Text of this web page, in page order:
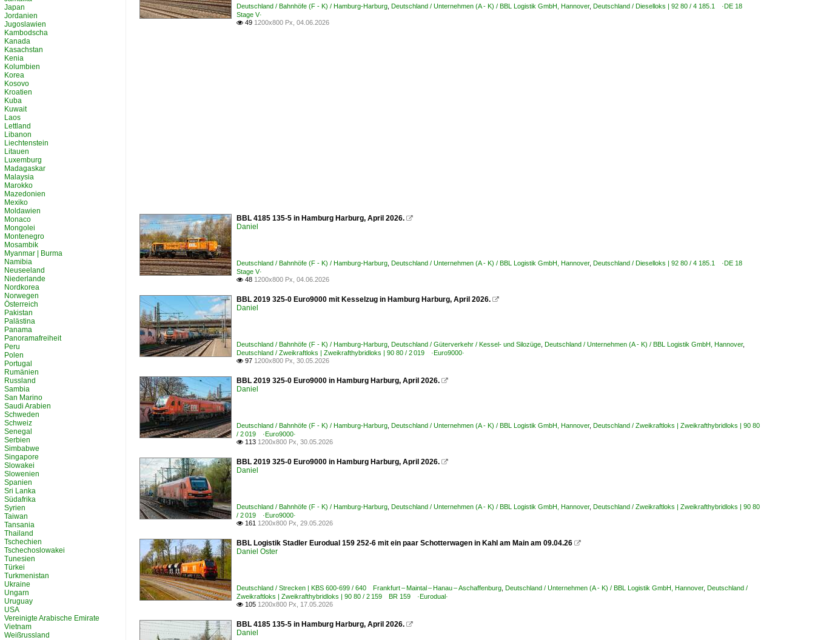
Deutschland / Bahnhöfe (F - K) / Hamburg-Harburg Deutschland / Unternehmen (A - K) / BBL Logistik GmbH, Hannover, Deutschland / Dieselloks | 92 80 / 4 185.1 ·DE 18
Stage V·
 49 1200x800 Px, 04.06.2026
BBL 4185 135-5 in Hamburg Harburg, April 2026. 
Daniel
Deutschland / Bahnhöfe (F - K) / Hamburg-Harburg Deutschland / Unternehmen (A - K) / BBL Logistik GmbH, Hannover, Deutschland / Dieselloks | 92 80 / 4 185.1 ·DE 18
Stage V·
 48 1200x800 Px, 04.06.2026
BBL 2019 325-0 Euro9000 mit Kesselzug in Hamburg Harburg, April 2026. 
Daniel
Deutschland / Bahnhöfe (F - K) / Hamburg-Harburg Deutschland / Güterverkehr / Kessel- und Silozüge Deutschland / Unternehmen (A - K) / BBL Logistik GmbH, Hannover,
Deutschland / Zweikraftloks | Zweikrafthybridloks | 90 80 / 2 019 ·Euro9000·
 97 1200x800 Px, 30.05.2026
BBL 2019 325-0 Euro9000 in Hamburg Harburg, April 2026. 
Daniel
Deutschland / Bahnhöfe (F - K) / Hamburg-Harburg Deutschland / Unternehmen (A - K) / BBL Logistik GmbH, Hannover, Deutschland / Zweikraftloks | Zweikrafthybridloks | 90 80
/ 2 019 ·Euro9000·
 113 1200x800 Px, 30.05.2026
BBL 2019 325-0 Euro9000 in Hamburg Harburg, April 2026. 
Daniel
Deutschland / Bahnhöfe (F - K) / Hamburg-Harburg Deutschland / Unternehmen (A - K) / BBL Logistik GmbH, Hannover, Deutschland / Zweikraftloks | Zweikrafthybridloks | 90 80
/ 2 019 ·Euro9000·
 161 1200x800 Px, 29.05.2026
BBL Logistik Stadler Eurodual 159 252-6 mit ein paar Schotterwagen in Kahl am Main am 09.04.26 
Daniel Oster
Deutschland / Strecken | KBS 600-699 / 640 Frankfurt – Maintal – Hanau – Aschaffenburg Deutschland / Unternehmen (A - K) / BBL Logistik GmbH, Hannover, Deutschland /
Zweikraftloks | Zweikrafthybridloks | 90 80 / 2 159 BR 159 ·Eurodual·
 105 1200x800 Px, 17.05.2026
BBL 4185 135-5 in Hamburg Harburg, April 2026. 
Daniel
Japan
Jordanien
Jugoslawien
Kambodscha
Kanada
Kasachstan
Kenia
Kolumbien
Korea
Kosovo
Kroatien
Kuba
Kuwait
Laos
Lettland
Libanon
Liechtenstein
Litauen
Luxemburg
Madagaskar
Malaysia
Marokko
Mazedonien
Mexiko
Moldawien
Monaco
Mongolei
Montenegro
Mosambik
Myanmar | Burma
Namibia
Neuseeland
Niederlande
Nordkorea
Norwegen
Österreich
Pakistan
Palästina
Panama
Panoramafreiheit
Peru
Polen
Portugal
Rumänien
Russland
Sambia
San Marino
Saudi Arabien
Schweden
Schweiz
Senegal
Serbien
Simbabwe
Singapore
Slowakei
Slowenien
Spanien
Sri Lanka
Südafrika
Syrien
Taiwan
Tansania
Thailand
Tschechien
Tschechoslowakei
Tunesien
Türkei
Turkmenistan
Ukraine
Ungarn
Uruguay
USA
Vereinigte Arabische Emirate
Vietnam
Weißrussland